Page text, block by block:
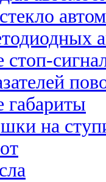
габариты
на